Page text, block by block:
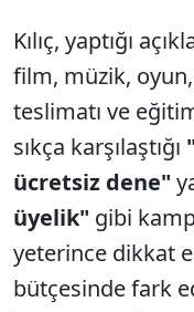
Kılıç, yaptığı
film, müzik,
teslimatı ve
sıkça karşılaştığı
ücretsiz dene"
üyelik" gibi
yeterince dikkat
bütçesinde fark